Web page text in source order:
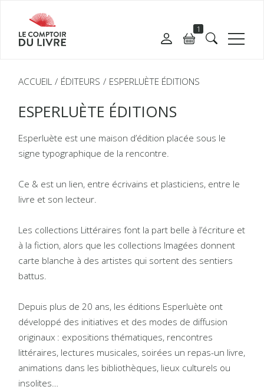
1
ACCUEIL ÉDITEURS ESPERLUÈTE ÉDITIONS
ESPERLUÈTE ÉDITIONS
Esperluète est une maison d’édition placée sous le
signe typographique de la rencontre.
Ce & est un lien, entre écrivains et plasticiens, entre le
livre et son lecteur.
Les collections Littéraires font la part belle à l’écriture et
à la fiction, alors que les collections Imagées donnent
carte blanche à des artistes qui sortent des sentiers
battus.
Depuis plus de 20 ans, les éditions Esperluète ont
développé des initiatives et des modes de diffusion
originaux : expositions thématiques, rencontres
littéraires, lectures musicales, soirées un repas-un livre,
animations dans les bibliothèques, lieux culturels ou
insolites…